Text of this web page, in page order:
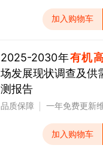
加入购物车
2025-2030年有机
场发展现状调查及供
测报告
品质保障 一年免费更新
加入购物车